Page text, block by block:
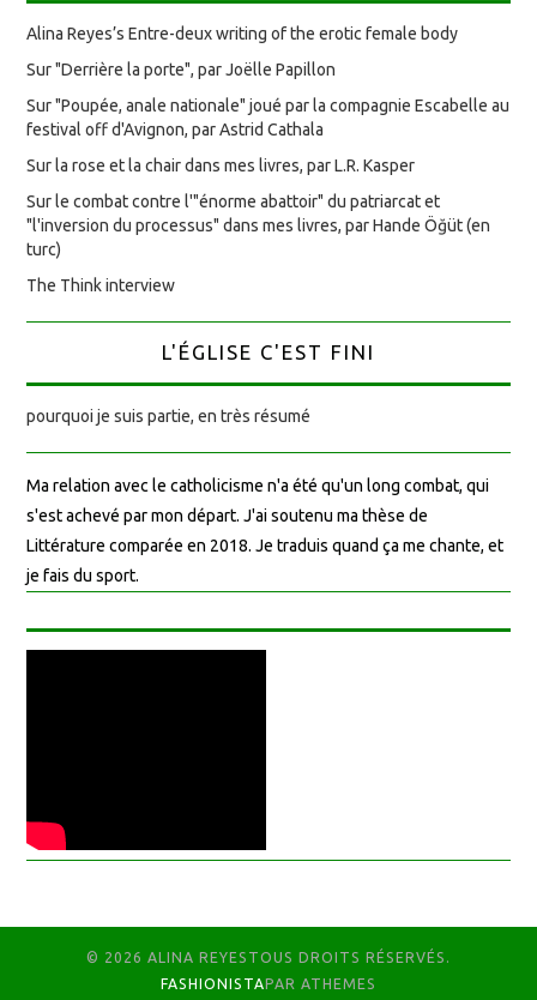
Alina Reyes’s Entre-deux writing of the erotic female body
Sur "Derrière la porte", par Joëlle Papillon
Sur "Poupée, anale nationale" joué par la compagnie Escabelle au
festival off d'Avignon, par Astrid Cathala
Sur la rose et la chair dans mes livres, par L.R. Kasper
Sur le combat contre l'"énorme abattoir" du patriarcat et
"l'inversion du processus" dans mes livres, par Hande Öğüt (en
turc)
The Think interview
L'ÉGLISE C'EST FINI
pourquoi je suis partie, en très résumé
Ma relation avec le catholicisme n'a été qu'un long combat, qui
s'est achevé par mon départ. J'ai soutenu ma thèse de
Littérature comparée en 2018. Je traduis quand ça me chante, et
je fais du sport.
© 2026 ALINA REYESTOUS DROITS RÉSERVÉS.
FASHIONISTAPAR ATHEMES